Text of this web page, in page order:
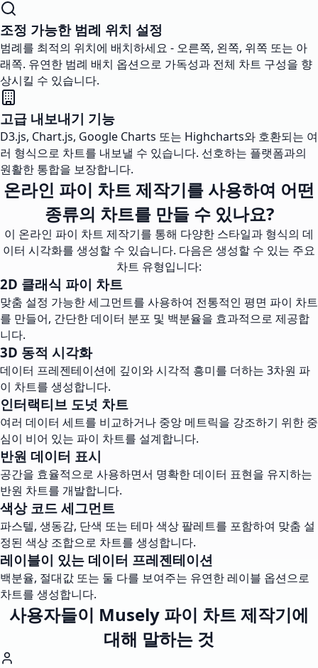
조정 가능한 범례 위치 설정
범례를 최적의 위치에 배치하세요 - 오른쪽, 왼쪽, 위쪽 또는 아
래쪽. 유연한 범례 배치 옵션으로 가독성과 전체 차트 구성을 향
상시킬 수 있습니다.
고급 내보내기 기능
D3.js, Chart.js, Google Charts 또는 Highcharts와 호환되는 여
러 형식으로 차트를 내보낼 수 있습니다. 선호하는 플랫폼과의
원활한 통합을 보장합니다.
온라인 파이 차트 제작기를 사용하여 어떤
종류의 차트를 만들 수 있나요?
이 온라인 파이 차트 제작기를 통해 다양한 스타일과 형식의 데
이터 시각화를 생성할 수 있습니다. 다음은 생성할 수 있는 주요
차트 유형입니다:
2D 클래식 파이 차트
맞춤 설정 가능한 세그먼트를 사용하여 전통적인 평면 파이 차트
를 만들어, 간단한 데이터 분포 및 백분율을 효과적으로 제공합
니다.
3D 동적 시각화
데이터 프레젠테이션에 깊이와 시각적 흥미를 더하는 3차원 파
이 차트를 생성합니다.
인터랙티브 도넛 차트
여러 데이터 세트를 비교하거나 중앙 메트릭을 강조하기 위한 중
심이 비어 있는 파이 차트를 설계합니다.
반원 데이터 표시
공간을 효율적으로 사용하면서 명확한 데이터 표현을 유지하는
반원 차트를 개발합니다.
색상 코드 세그먼트
파스텔, 생동감, 단색 또는 테마 색상 팔레트를 포함하여 맞춤 설
정된 색상 조합으로 차트를 생성합니다.
레이블이 있는 데이터 프레젠테이션
백분율, 절대값 또는 둘 다를 보여주는 유연한 레이블 옵션으로
차트를 생성합니다.
사용자들이 Musely 파이 차트 제작기에
대해 말하는 것